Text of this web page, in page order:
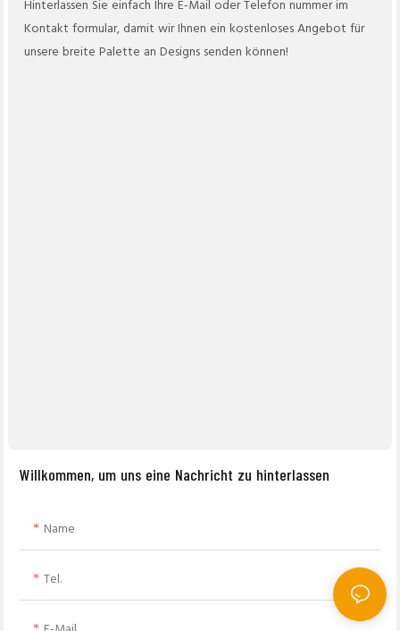
Hinterlassen Sie einfach Ihre E-Mail oder Telefon nummer im
Kontakt formular, damit wir Ihnen ein kostenloses Angebot für
unsere breite Palette an Designs senden können!
Willkommen, um uns eine Nachricht zu hinterlassen
Name
Tel.